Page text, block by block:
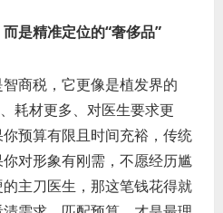
是精准定位的“奢侈品”
商税，它更像是植发界的
耗材更多、对医生要求更
预算有限且时间充裕，传统
对形象有刚需，不愿经历尴
主刀医生，那这笔钱花得就